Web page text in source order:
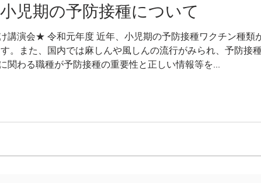
児期の予防接種について
講演会★ 令和元年度 近年、小児期の予防接種ワクチン種類
。また、国内では麻しんや風しんの流行がみられ、予防接
関わる職種が予防接種の重要性と正しい情報等を...